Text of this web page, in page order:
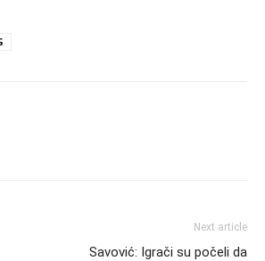
Next article
Savović: Igrači su počeli da